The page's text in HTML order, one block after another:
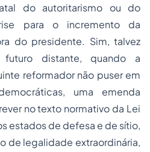
do autoritarismo ou do
para o incremento da
do presidente. Sim, talvez
futuro distante, quando a
reformador não puser em
uma emenda
no texto normativo da Lei
estados de defesa e de sítio,
de legalidade extraordinária,